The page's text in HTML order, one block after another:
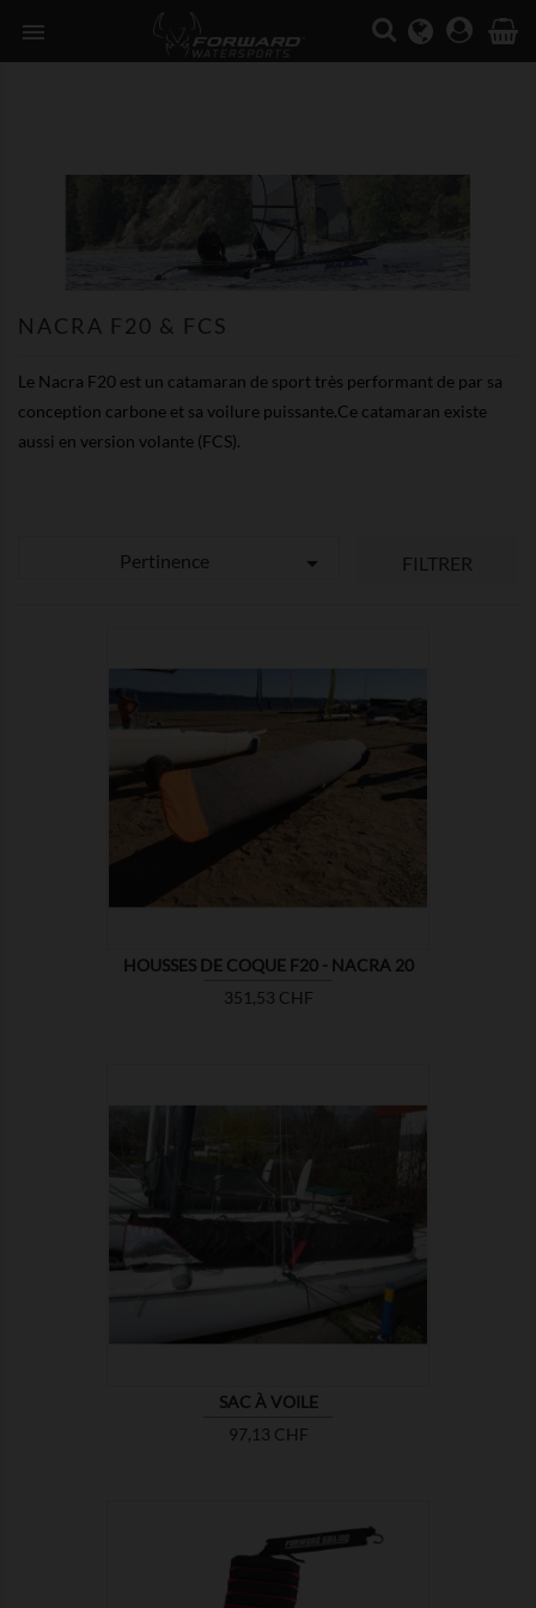

NACRA F20 & FCS
Le Nacra F20 est un catamaran de sport très performant de par sa
conception carbone et sa voilure puissante.Ce catamaran existe
aussi en version volante (FCS).
Pertinence  FILTRER
HOUSSES DE COQUE F20 - NACRA 20
Prix
351,53 CHF
SAC À VOILE
Prix
97,13 CHF
MONTRER